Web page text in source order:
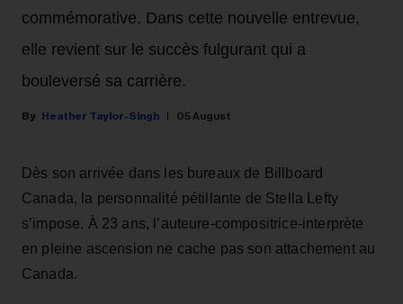
commémorative. Dans cette nouvelle entrevue,
elle revient sur le succès fulgurant qui a
bouleversé sa carrière.
Heather Taylor-Singh 05 August
Dès son arrivée dans les bureaux de Billboard
Canada, la personnalité pétillante de Stella Lefty
s’impose. À 23 ans, l’auteure-compositrice-interprète
en pleine ascension ne cache pas son attachement au
Canada.